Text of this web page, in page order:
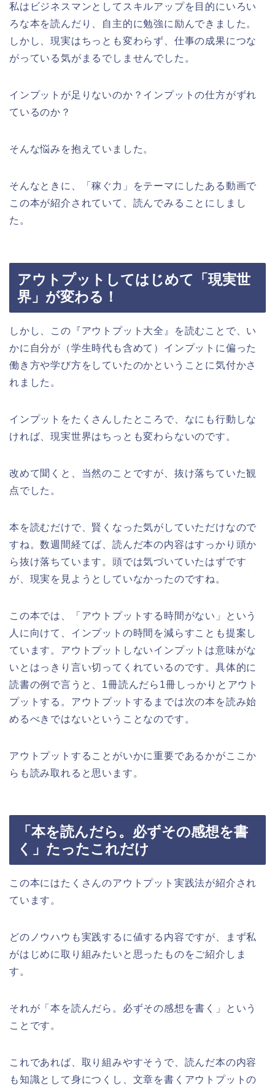
私はビジネスマンとしてスキルアップを目的にいろい
ろな本を読んだり、自主的に勉強に励んできました。
しかし、現実はちっとも変わらず、仕事の成果につな
がっている気がまるでしませんでした。
インプットが足りないのか？インプットの仕方がずれ
ているのか？
そんな悩みを抱えていました。
そんなときに、「稼ぐ力」をテーマにしたある動画で
この本が紹介されていて、読んでみることにしまし
た。
アウトプットしてはじめて「現実世
界」が変わる！
しかし、この『アウトプット大全』を読むことで、い
かに自分が（学生時代も含めて）インプットに偏った
働き方や学び方をしていたのかということに気付かさ
れました。
インプットをたくさんしたところで、なにも行動しな
ければ、現実世界はちっとも変わらないのです。
改めて聞くと、当然のことですが、抜け落ちていた観
点でした。
本を読むだけで、賢くなった気がしていただけなので
すね。数週間経てば、読んだ本の内容はすっかり頭か
ら抜け落ちています。頭では気づいていたはずです
が、現実を見ようとしていなかったのですね。
この本では、「アウトプットする時間がない」という
人に向けて、インプットの時間を減らすことも提案し
ています。アウトプットしないインプットは意味がな
いとはっきり言い切ってくれているのです。具体的に
読書の例で言うと、1冊読んだら1冊しっかりとアウト
プットする。アウトプットするまでは次の本を読み始
めるべきではないということなのです。
アウトプットすることがいかに重要であるかがここか
らも読み取れると思います。
「本を読んだら。必ずその感想を書
く」たったこれだけ
この本にはたくさんのアウトプット実践法が紹介され
ています。
どのノウハウも実践するに値する内容ですが、まず私
がはじめに取り組みたいと思ったものをご紹介しま
す。
それが「本を読んだら。必ずその感想を書く」という
ことです。
これであれば、取り組みやすそうで、読んだ本の内容
も知識として身につくし、文章を書くアウトプットの